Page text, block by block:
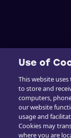
Use of
This website
to store and
computers,
our website
usage and
Cookies may
where you are